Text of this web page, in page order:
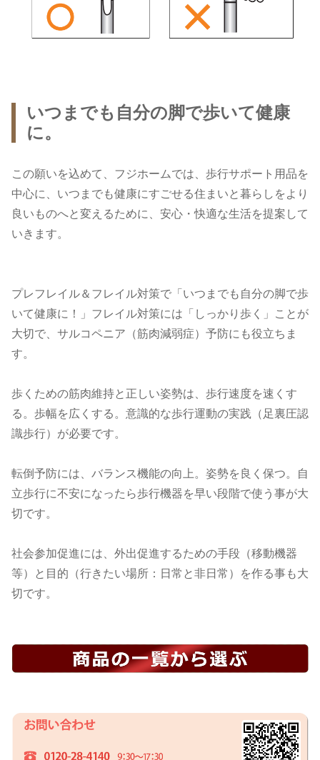
いつまでも自分の脚で歩いて健康
に。
この願いを込めて、フジホームでは、歩行サポート用品を
中心に、いつまでも健康にすごせる住まいと暮らしをより
良いものへと変えるために、安心・快適な生活を提案して
いきます。
プレフレイル＆フレイル対策で「いつまでも自分の脚で歩
いて健康に！」フレイル対策には「しっかり歩く」ことが
大切で、サルコペニア（筋肉減弱症）予防にも役立ちま
す。
歩くための筋肉維持と正しい姿勢は、歩行速度を速くす
る。歩幅を広くする。意識的な歩行運動の実践（足裏圧認
識歩行）が必要です。
転倒予防には、バランス機能の向上。姿勢を良く保つ。自
立歩行に不安になったら歩行機器を早い段階で使う事が大
切です。
社会参加促進には、外出促進するための手段（移動機器
等）と目的（行きたい場所：日常と非日常）を作る事も大
切です。